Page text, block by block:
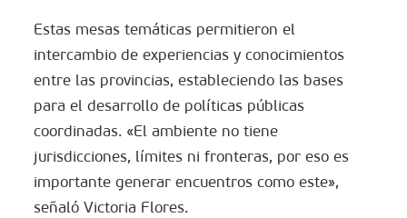
Estas mesas temáticas permitieron el
intercambio de experiencias y conocimientos
entre las provincias, estableciendo las bases
para el desarrollo de políticas públicas
coordinadas. «El ambiente no tiene
jurisdicciones, límites ni fronteras, por eso es
importante generar encuentros como este»,
señaló Victoria Flores.